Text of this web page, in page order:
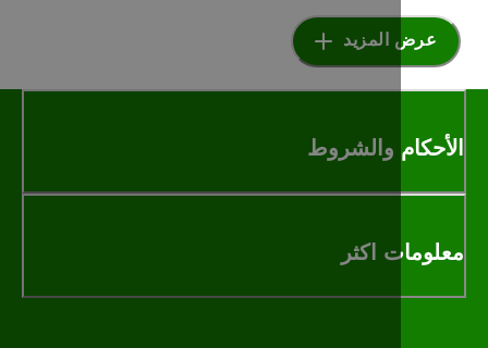
عرض المزيد
والشروط
اكثر